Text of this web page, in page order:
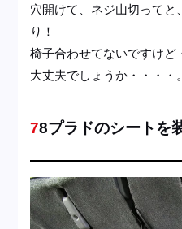
穴開けて、ネジ山切って
り！
椅子合わせてないですけど
大丈夫でしょうか・・・・。
78プラドのシートを